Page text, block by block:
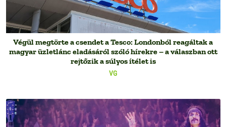
VG
Végül megtörte a csendet a Tesco: Londonból reagáltak a
magyar üzletlánc eladásáról szóló hírekre – a válaszban ott
rejtőzik a súlyos ítélet is